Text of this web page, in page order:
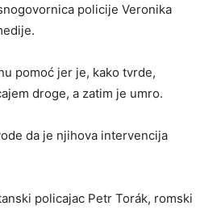
policije Veronika
pomoć jer je, kako tvrde,
droge, a zatim je umro.
da je njihova intervencija
policajac Petr Torák, romski